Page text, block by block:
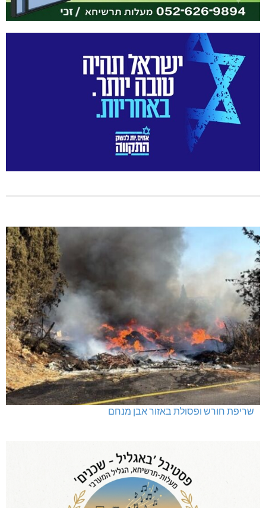
שריפת חורש ופסולת באזור אבן מנחם